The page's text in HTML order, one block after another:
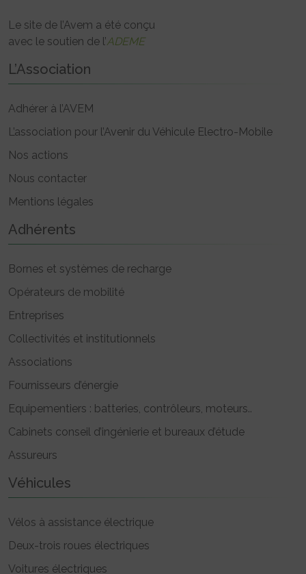
Le site de l’Avem a été conçu
avec le soutien de l’ADEME
L’Association
Adhérer à l’AVEM
L’association pour l’Avenir du Véhicule Electro-Mobile
Nos actions
Nous contacter
Mentions légales
Adhérents
Bornes et systèmes de recharge
Opérateurs de mobilité
Entreprises
Collectivités et institutionnels
Associations
Fournisseurs d’énergie
Equipementiers : batteries, contrôleurs, moteurs..
Cabinets conseil d’ingénierie et bureaux d’étude
Assureurs
Véhicules
Vélos à assistance électrique
Deux-trois roues électriques
Voitures électriques